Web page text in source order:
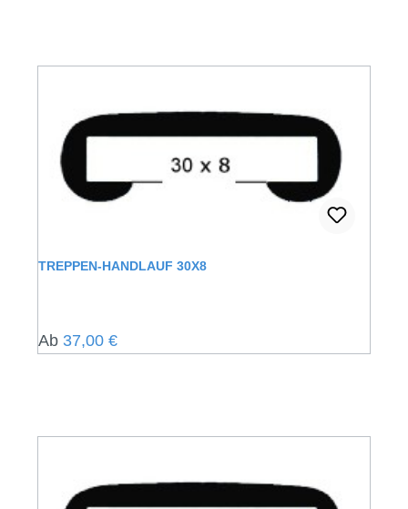
TREPPEN-HANDLAUF 30X8
Regulärer Preis:
Ab 37,00 €